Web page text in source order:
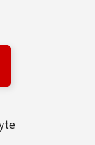
to use
be subject
and shall not